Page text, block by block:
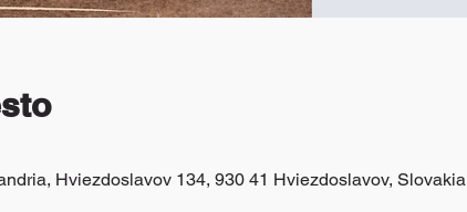
Hviezdoslavov 134, 930 41 Hviezdoslavov, Slovakia